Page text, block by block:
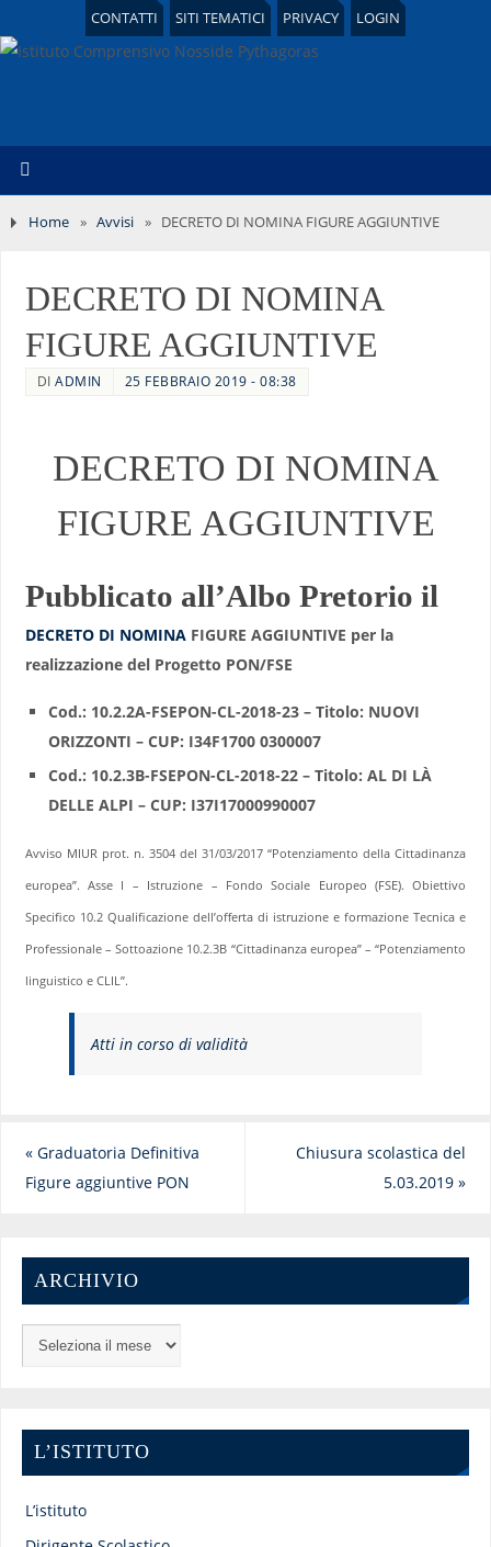
CONTATTI SITI TEMATICI PRIVACY LOGIN
Home » Avvisi » DECRETO DI NOMINA FIGURE AGGIUNTIVE
DECRETO DI NOMINA
FIGURE AGGIUNTIVE
DIADMIN 25 FEBBRAIO 2019 - 08:38
DECRETO DI NOMINA
FIGURE AGGIUNTIVE
Pubblicato all’Albo Pretorio il
DECRETO DI NOMINAFIGURE AGGIUNTIVE per la
realizzazione del Progetto PON/FSE
Cod.: 10.2.2A-FSEPON-CL-2018-23 – Titolo: NUOVI
ORIZZONTI – CUP: I34F1700 0300007
Cod.: 10.2.3B-FSEPON-CL-2018-22 – Titolo: AL DI LÀ
DELLE ALPI – CUP: I37I17000990007
Avviso MIUR prot. n. 3504 del 31/03/2017 “Potenziamento della Cittadinanza
europea”. Asse I – Istruzione – Fondo Sociale Europeo (FSE). Obiettivo
Specifico 10.2 Qualificazione dell’offerta di istruzione e formazione Tecnica e
Professionale – Sottoazione 10.2.3B “Cittadinanza europea” – “Potenziamento
linguistico e CLIL”.
Atti in corso di validità
«Graduatoria Definitiva
Figure aggiuntive PON
Chiusura scolastica del
5.03.2019»
ARCHIVIO
L’ISTITUTO
L’istituto